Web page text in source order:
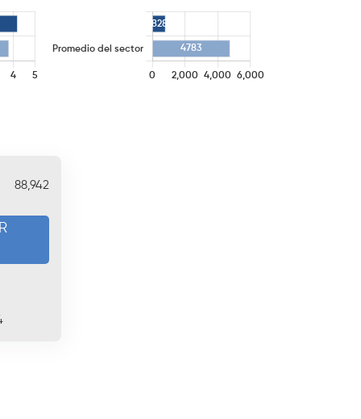
88,942